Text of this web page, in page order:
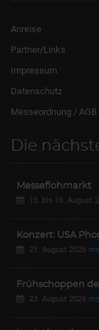
Anreise
Partner/Links
Impressum
Datenschutz
Messeordnung / AGB
Die
Messeflohmarkt
15. bis 16. August
Konzert: USA
21. August 2026
Frühschoppen
23. August 2026